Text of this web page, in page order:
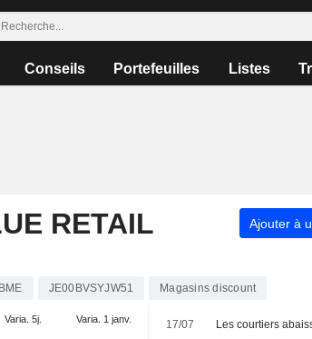
Conseils Portefeuilles Listes
RETAIL
Ajouter à
BME JE00BVSYJW51 Magasins discount
Varia. 5j. Varia. 1 janv. 17/07